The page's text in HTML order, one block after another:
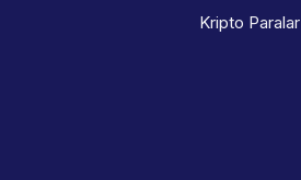
Kripto Paralar